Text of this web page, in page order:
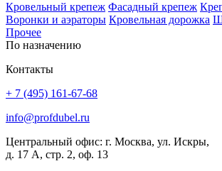
Кровельный крепеж Фасадный крепеж
Воронки и аэраторы Кровельная дорожка
Прочее
По назначению
Контакты
+ 7 (495) 161-67-68
info@profdubel.ru
Центральный офис: г. Москва, ул. Искры,
д. 17 А, стр. 2, оф. 13